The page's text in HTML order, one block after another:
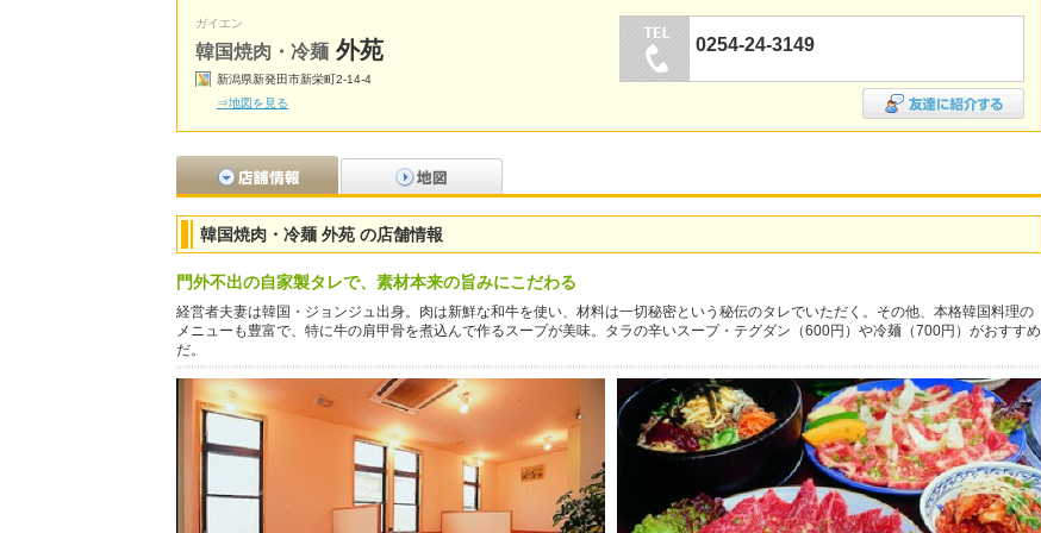
ガイエン
韓国焼肉・冷麺 外苑
新潟県新発田市新栄町2-14-4
⇒地図を見る
0254-24-3149
韓国焼肉・冷麺 外苑 の店舗情報
門外不出の自家製タレで、素材本来の旨みにこだわる
経営者夫妻は韓国・ジョンジュ出身。肉は新鮮な和牛を使い、材料は一切秘密という秘伝のタレでいただく。その他、本格韓国料理の
メニューも豊富で、特に牛の肩甲骨を煮込んで作るスープが美味。タラの辛いスープ・テグダン（600円）や冷麺（700円）がおすすめ
だ。